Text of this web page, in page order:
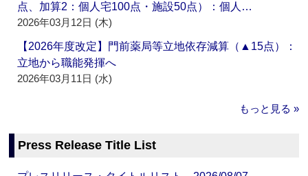
点、加算2：個人宅100点・施設50点）：個人…
2026年03月12日 (木)
【2026年度改定】門前薬局等立地依存減算（▲15点）：
立地から職能発揮へ
2026年03月11日 (水)
もっと見る »
Press Release Title List